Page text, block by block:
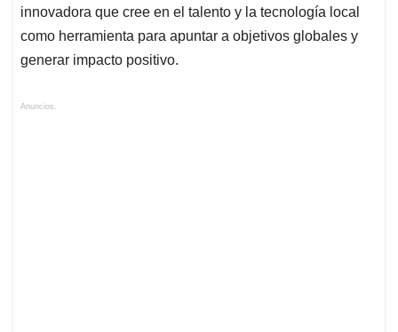
innovadora que cree en el talento y la tecnología local
como herramienta para apuntar a objetivos globales y
generar impacto positivo.
Anuncios.